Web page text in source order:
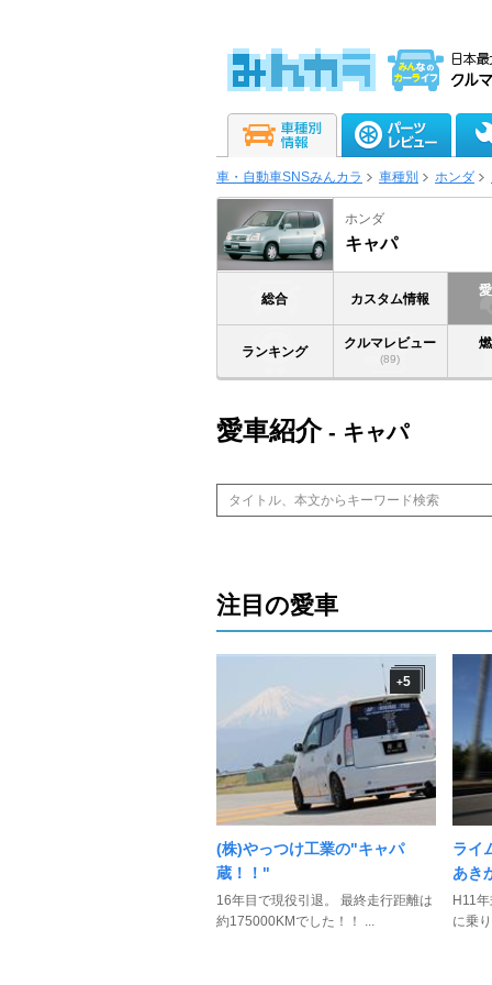
車・自動車SNSみんカラ 車種別 ホンダ
ホンダ
キャパ
総合 カスタム情報
ランキング
クルマレビュー
(89)
愛車紹介- キャパ
注目の愛車
+5
(株)やっつけ工業の"キャパ
蔵！！"
16年目で現役引退。 最終走行距離は
約175000KMでした！！ ...
ライ
あき
H11
に乗